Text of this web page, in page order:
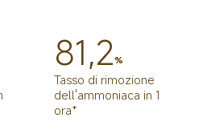
81,2%
Tasso di rimozione
dell'ammoniaca in 1
ora*